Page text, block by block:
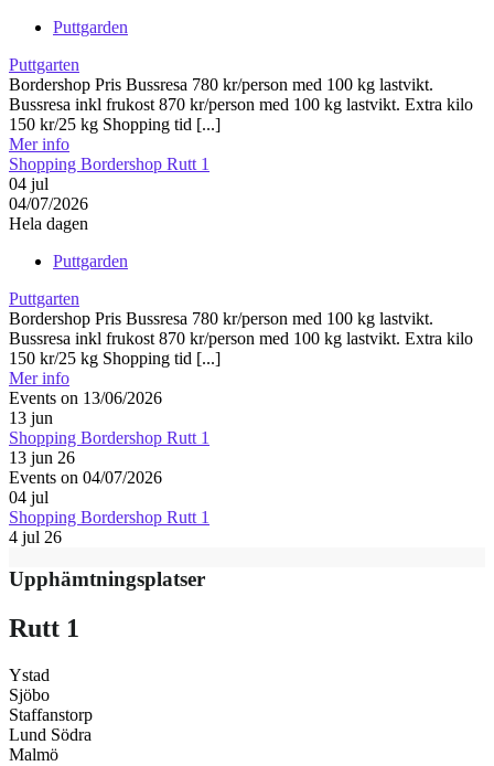
Puttgarden
Puttgarten
Bordershop Pris Bussresa 780 kr/person med 100 kg lastvikt.
Bussresa inkl frukost 870 kr/person med 100 kg lastvikt. Extra kilo
150 kr/25 kg Shopping tid [...]
Mer info
Shopping Bordershop Rutt 1
04 jul
04/07/2026
Hela dagen
Puttgarden
Puttgarten
Bordershop Pris Bussresa 780 kr/person med 100 kg lastvikt.
Bussresa inkl frukost 870 kr/person med 100 kg lastvikt. Extra kilo
150 kr/25 kg Shopping tid [...]
Mer info
Events on 13/06/2026
13 jun
Shopping Bordershop Rutt 1
13 jun 26
Events on 04/07/2026
04 jul
Shopping Bordershop Rutt 1
4 jul 26
Upphämtningsplatser
Rutt 1
Ystad
Sjöbo
Staffanstorp
Lund Södra
Malmö